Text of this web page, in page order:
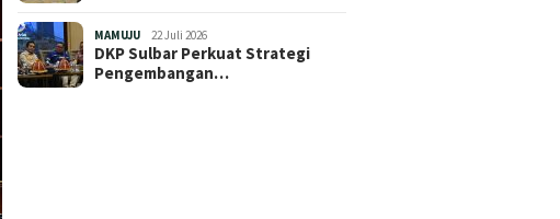
MAMUJU 22 Juli 2026
DKP Sulbar Perkuat Strategi
Pengembangan…